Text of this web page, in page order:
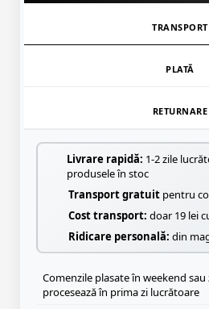
TRANSPORT
PLATĂ
RETURNARE
Livrare rapidă: 1-2 zile
produsele în stoc
Transport gratuit pentru
Cost transport: doar 19 lei
Ridicare personală: din
Comenzile plasate în weekend sau
procesează în prima zi lucrătoare